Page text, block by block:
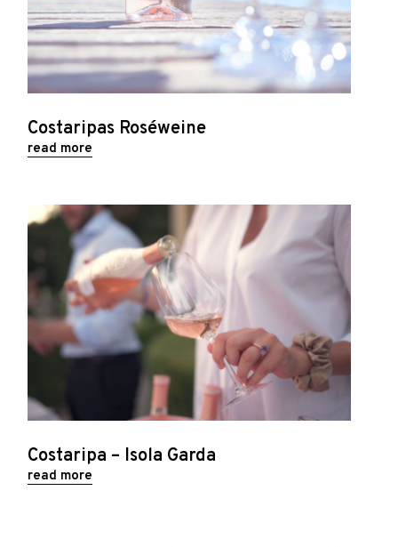
Costaripas Roséweine
read more
Costaripa – Isola Garda
read more